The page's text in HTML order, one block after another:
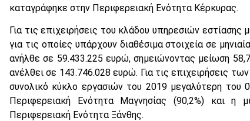
καταγράφηκε στην Περιφερειακή Ενότητα Κέρκυρας.
Για τις επιχειρήσεις του κλάδου υπηρεσιών
για τις οποίες υπάρχουν διαθέσιμα στοιχεία σε
ανήλθε σε 59.433.225 ευρώ, σημειώνοντας μείωση
ανέλθει σε 143.746.028 ευρώ. Για τις επιχειρήσεις
συνολικό κύκλο εργασιών του 2019 μεγαλύτερη του
Περιφερειακή Ενότητα Μαγνησίας (90,2%) και η
Περιφερειακή Ενότητα Ξάνθης.